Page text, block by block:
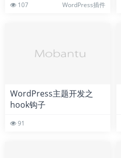
107 WordPress插件
WordPress主题开发之
hook钩子
用教程
91